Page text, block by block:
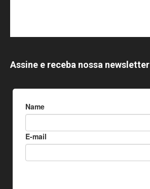
Assine e receba nossa newsletter